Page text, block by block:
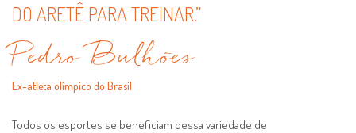
DO ARETÊ PARA TREINAR.”
Pedro Bulhões
Ex-atleta olímpico do Brasil
Todos os esportes se beneficiam dessa variedade de